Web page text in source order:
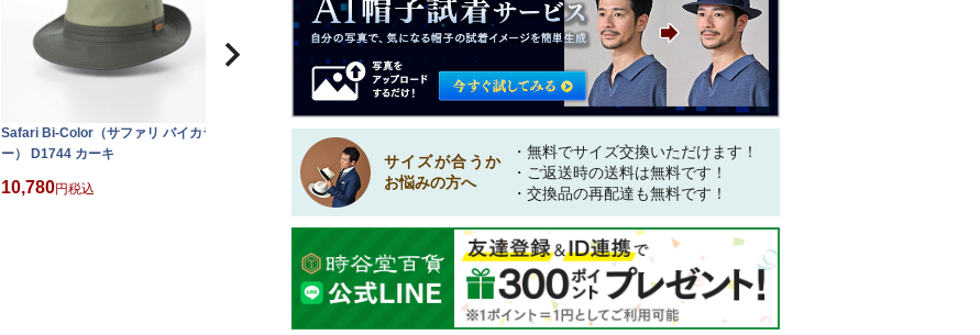
Safari Bi-Color（サファリ バイカラ
ー） D1744 カーキ
10,780 税込
サイズが合うか
お悩みの方へ
・無料でサイズ交換いただけます！
・ご返送時の送料は無料です！
・交換品の再配達も無料です！